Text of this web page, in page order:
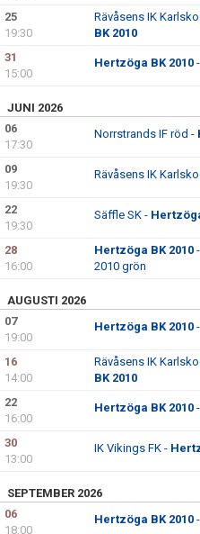
25
19:30
Rävåsens IK
BK 2010
31
15:00
Hertzöga BK 2010
JUNI 2026
06
17:30
Norrstrands IF röd -
09
19:30
Rävåsens IK
22
19:30
Säffle SK -
28
16:00
Hertzöga BK 2010
2010 grön
AUGUSTI 2026
07
19:00
Hertzöga BK 2010
16
14:00
Rävåsens IK
BK 2010
22
16:00
Hertzöga BK 2010
30
13:00
IK Vikings FK -
SEPTEMBER 2026
06
18:00
Hertzöga BK 2010